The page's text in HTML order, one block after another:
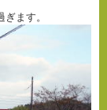
ます。